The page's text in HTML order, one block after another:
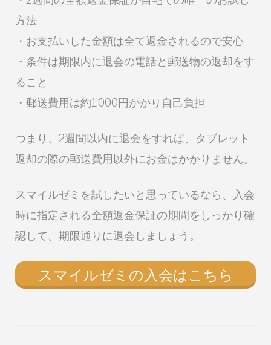
方法
・お支払いした金額は全て返金されるので安心
・条件は期限内に退会の電話と郵送物の返却をす
ること
・郵送費用は約1,000円かかり自己負担
つまり、2週間以内に退会をすれば、タブレット
返却の際の郵送費用以外にお金はかかりません。
スマイルゼミを試したいと思っているなら、入会
時に指定される全額返金保証の期間をしっかり確
認して、期限通りに退会しましょう。
スマイルゼミの入会はこちら